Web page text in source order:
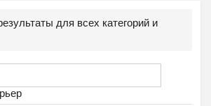
для всех категорий и